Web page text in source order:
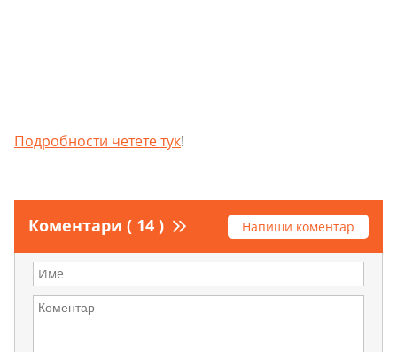
Подробности четете тук!
Коментари ( 14 ) Напиши коментар